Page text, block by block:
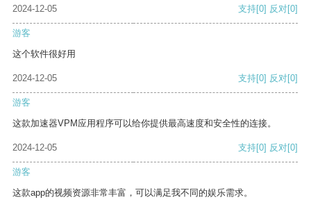
2024-12-05
支持[0] 反对[0]
游客
这个软件很好用
2024-12-05 支持[0] 反对[0]
游客
这款加速器VPM应用程序可以给你提供最高速度和安全性的连接。
2024-12-05 支持[0] 反对[0]
游客
这款app的视频资源非常丰富，可以满足我不同的娱乐需求。